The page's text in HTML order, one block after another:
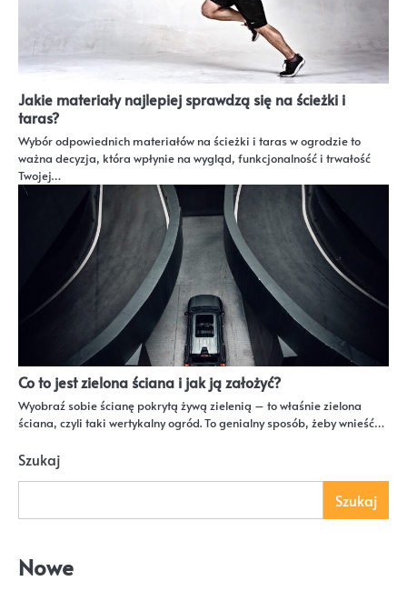
Jakie materiały najlepiej sprawdzą się na ścieżki i
taras?
Wybór odpowiednich materiałów na ścieżki i taras w ogrodzie to
ważna decyzja, która wpłynie na wygląd, funkcjonalność i trwałość
Twojej…
Co to jest zielona ściana i jak ją założyć?
Wyobraź sobie ścianę pokrytą żywą zielenią – to właśnie zielona
ściana, czyli taki wertykalny ogród. To genialny sposób, żeby wnieść…
Szukaj
Szukaj
Nowe